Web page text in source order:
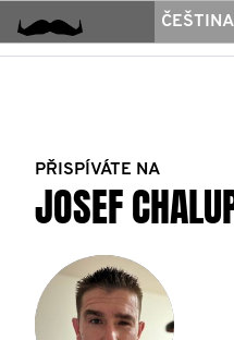
ČEŠTINA
PŘISPÍVÁTE NA
JOSEF